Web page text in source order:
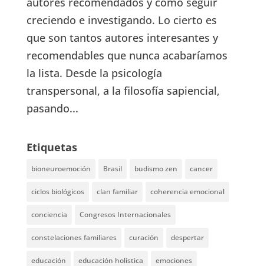
creciendo e investigando. Lo cierto es
que son tantos autores interesantes y
recomendables que nunca acabaríamos
la lista. Desde la psicología
transpersonal, a la filosofía sapiencial,
pasando...
Etiquetas
bioneuroemoción Brasil budismo zen cancer
ciclos biológicos clan familiar coherencia emocional
conciencia Congresos Internacionales
constelaciones familiares curación despertar
educación educación holística emociones